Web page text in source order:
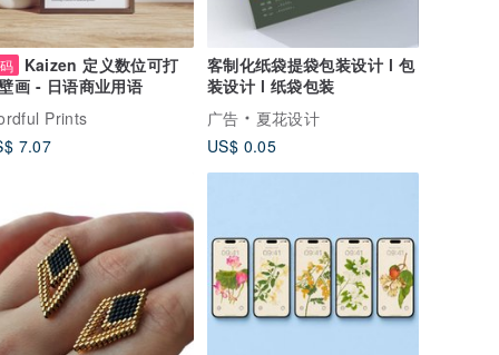
Kaizen 定义数位可打
画 - 日语商业用语
Prints
7.07
客制化纸袋提袋包装设计 l 包
装设计 l 纸袋包装
广告
夏花设计
US$ 0.05